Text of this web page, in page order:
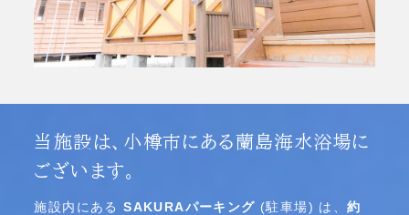
当施設は、小樽市にある蘭島海水浴場に
ございます。
施設内にあるSAKURAパーキング (駐車場) は、約